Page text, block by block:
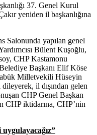
37. Genel Kurul
yeniden il başkanlığına
Salonunda yapılan genel
Bülent Kuşoğlu,
CHP Kastamonu
Başkanı Elif Köse
Milletvekili Hüseyin
il dışından gelen
CHP Genel Başkan
CHP iktidarına, CHP’nin